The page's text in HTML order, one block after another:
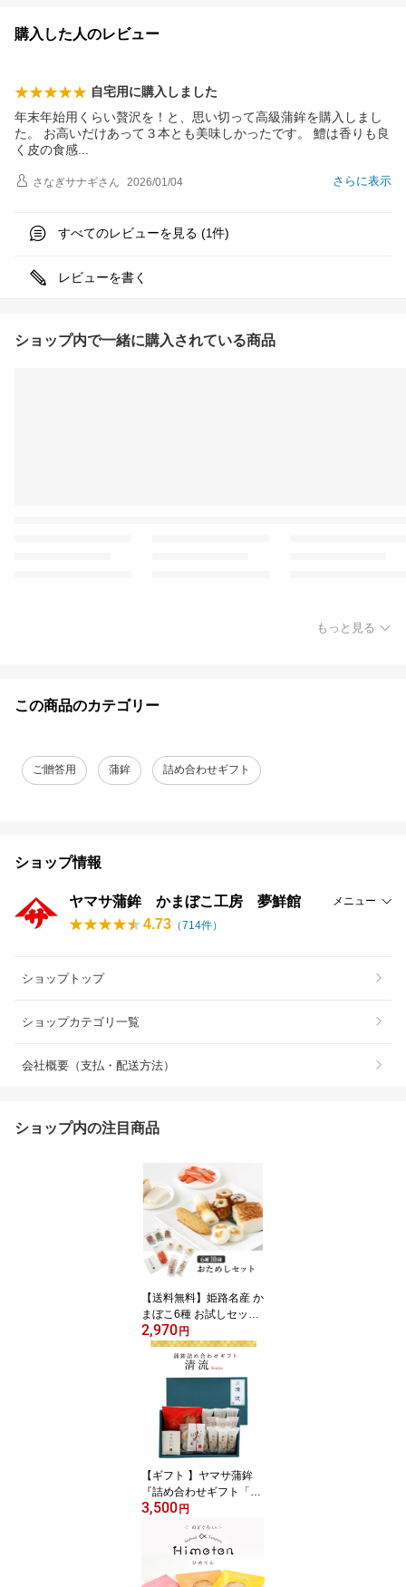
購入した人のレビュー
自宅用に購入しました
年末年始用くらい贅沢を！と、思い切って高級蒲鉾を購入しまし
た。 お高いだけあって３本とも美味しかったです。 鱧は香りも良
く皮の食感
さらに表示
さなぎサナギさん 2026/01/04
すべてのレビューを見る (1件)
レビューを書く
ショップ内で一緒に購入されている商品
もっと見る
この商品のカテゴリー
ご贈答用 蒲鉾 詰め合わせギフト
ショップ情報
ヤマサ蒲鉾 かまぼこ工房 夢鮮館 メニュー
4.73 （714件）
ショップトップ
ショップカテゴリ一覧
会社概要（支払・配送方法）
ショップ内の注目商品
【送料無料】姫路名産 か
まぼこ6種 お試しセット
（6種 10個）ヤマサ蒲
鉾 送料込み かまぼ
こ かにかま 自宅用 お
試し パーティー BBQ プ
レゼント お土産 お取り
寄せ ごほうび 評判 人気
2,970円
【ギフト 】ヤマサ蒲鉾
『詰め合わせギフト「清
流」』 【冷蔵】父の日
ギフト お年賀 お歳暮 食
品 内祝 お礼 ご挨拶 詰め
合わせ セット 姫路 お取
り寄せ グルメ 高級 詰め
3,500円